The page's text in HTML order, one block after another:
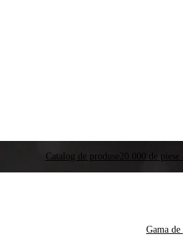
Catalog de produse 20.000 de
Gama de